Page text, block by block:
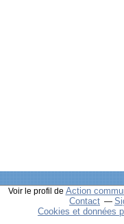
Voir le profil de Action
Contact
Cookies et données